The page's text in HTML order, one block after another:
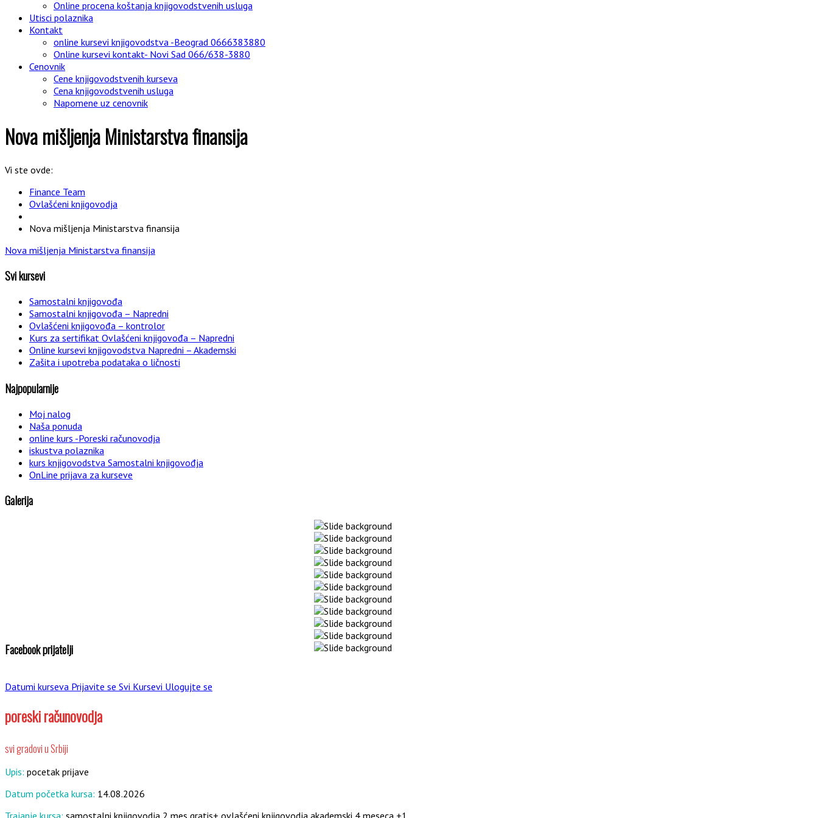
Online procena koštanja knjigovodstvenih usluga
Utisci polaznika
Kontakt
online kursevi knjigovodstva -Beograd 0666383880
Online kursevi kontakt- Novi Sad 066/638-3880
Cenovnik
Cene knjigovodstvenih kurseva
Cena knjigovodstvenih usluga
Napomene uz cenovnik
Nova mišljenja Ministarstva finansija
Vi ste ovde:
Finance Team
Ovlašćeni knjigovodja
Nova mišljenja Ministarstva finansija
Nova mišljenja Ministarstva finansija
Svi kursevi
Samostalni knjigovođa
Samostalni knjigovođa – Napredni
Ovlašćeni knjigovođa – kontrolor
Kurs za sertifikat Ovlašćeni knjigovođa – Napredni
Online kursevi knjigovodstva Napredni – Akademski
Zašita i upotreba podataka o ličnosti
Najpopularnije
Moj nalog
Naša ponuda
online kurs -Poreski računovodja
iskustva polaznika
kurs knjigovodstva Samostalni knjigovođja
OnLine prijava za kurseve
Galerija
Facebook prijatelji
Datumi kurseva Prijavite se Svi Kursevi Ulogujte se
poreski računovodja
svi gradovi u Srbiji
Upis: pocetak prijave
Datum početka kursa: 14.08.2026
Trajanje kursa: samostalni knjigovodja 2 mes gratis+ ovlašćeni knjigovodja akademski 4 meseca +1